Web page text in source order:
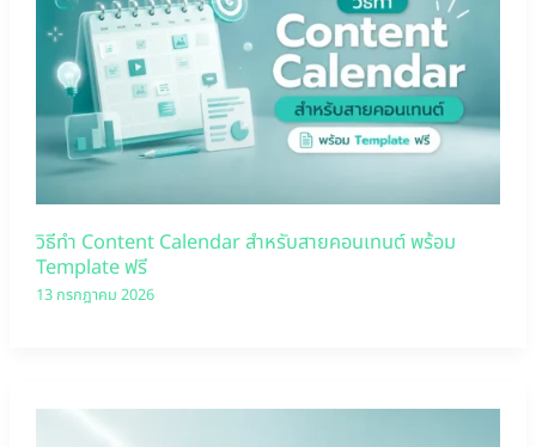
วิธีทำ Content Calendar สำหรับสายคอนเทนต์ พร้อม
Template ฟรี
13 กรกฎาคม 2026